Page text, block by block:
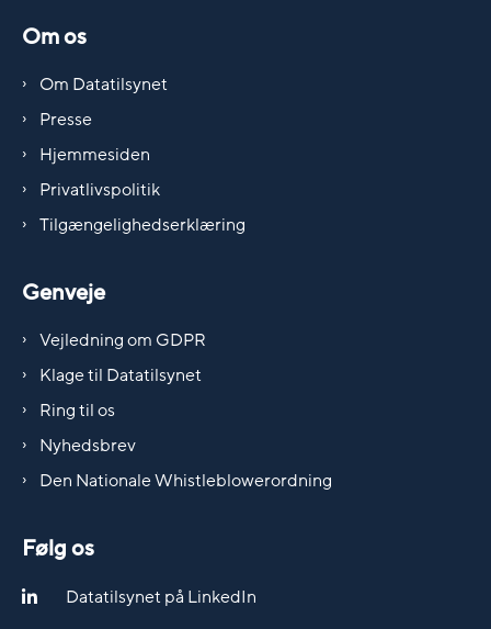
Om os
Om Datatilsynet
Presse
Hjemmesiden
Privatlivspolitik
Tilgængelighedserklæring
Genveje
Vejledning om GDPR
Klage til Datatilsynet
Ring til os
Nyhedsbrev
Den Nationale Whistleblowerordning
Følg os
Datatilsynet på LinkedIn